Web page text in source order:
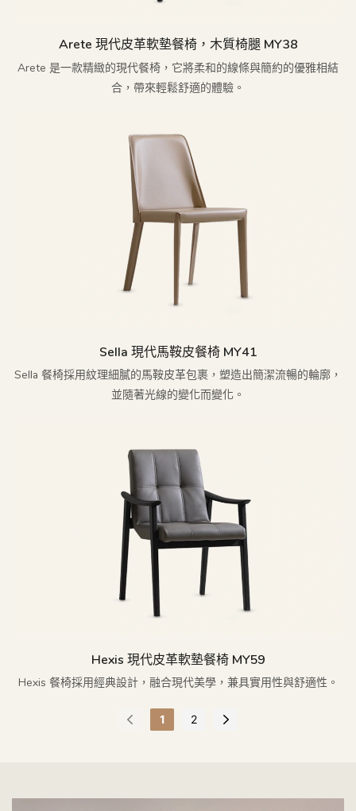
Arete 現代皮革軟墊餐椅，木質椅腿 MY38
Arete 是一款精緻的現代餐椅，它將柔和的線條與簡約的優雅相結
合，帶來輕鬆舒適的體驗。
Sella 現代馬鞍皮餐椅 MY41
Sella 餐椅採用紋理細膩的馬鞍皮革包裹，塑造出簡潔流暢的輪廓，
並隨著光線的變化而變化。
Hexis 現代皮革軟墊餐椅 MY59
Hexis 餐椅採用經典設計，融合現代美學，兼具實用性與舒適性。
1 2